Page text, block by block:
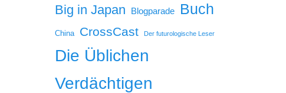
Big in Japan Blogparade Buch
China CrossCast Der futurologische Leser
Die Üblichen
Verdächtigen